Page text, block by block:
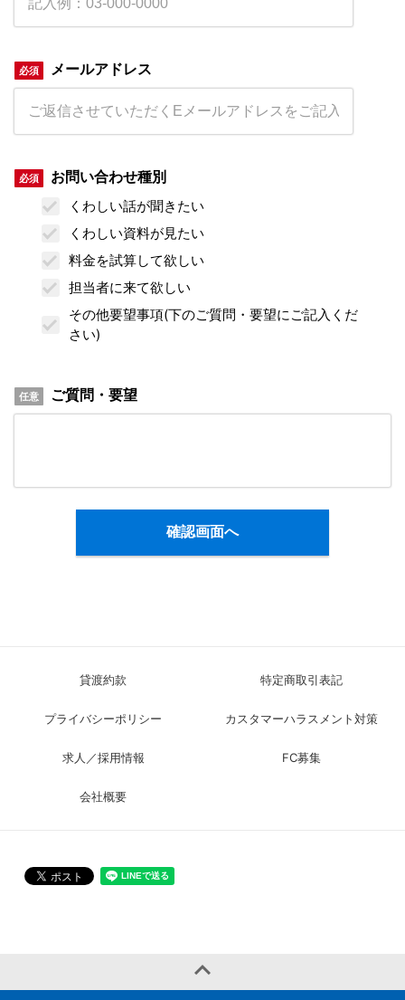
メールアドレス
お問い合わせ種別
くわしい話が聞きたい
くわしい資料が見たい
料金を試算して欲しい
担当者に来て欲しい
その他要望事項(下のご質問・要望にご記入くだ
さい)
ご質問・要望
貸渡約款 特定商取引表記
プライバシーポリシー カスタマーハラスメント対策
求人／採用情報 FC募集
会社概要
